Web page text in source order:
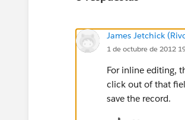
James Jetchick
1 de octubre de 2012
For inline editing,
click out of that
save the record.